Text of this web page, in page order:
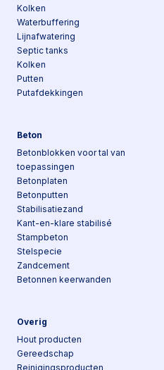
Kolken
Waterbuffering
Lijnafwatering
Septic tanks
Kolken
Putten
Putafdekkingen
Beton
Betonblokken voor tal van
toepassingen
Betonplaten
Betonputten
Stabilisatiezand
Kant-en-klare stabilisé
Stampbeton
Stelspecie
Zandcement
Betonnen keerwanden
Overig
Hout producten
Gereedschap
Reinigingsproducten